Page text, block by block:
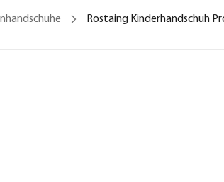
Rostaing Kinderhandschuh